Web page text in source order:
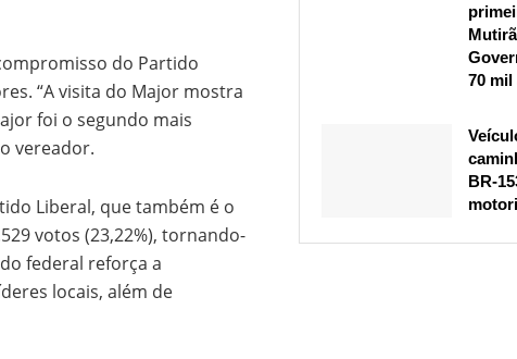
do Partido
“A visita do Major mostra
foi o segundo mais
vereador.
Liberal, que também é o
votos (23,22%), tornando-
federal reforça a
locais, além de
70
BR-